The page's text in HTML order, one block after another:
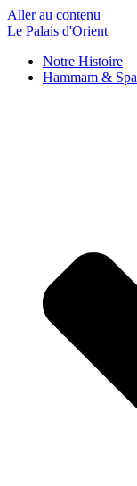
Aller au contenu
Le Palais d'Orient
Notre Histoire
Hammam & Spa